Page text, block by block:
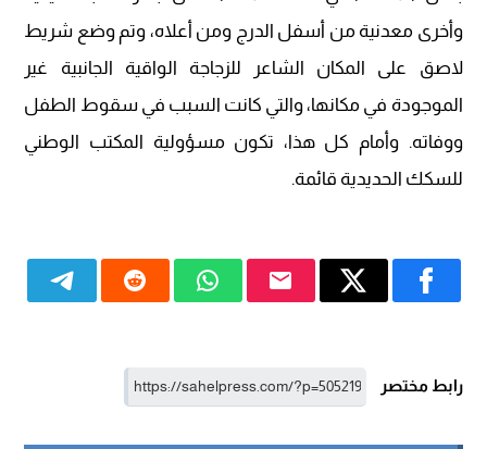
وأخرى معدنية من أسفل الدرج ومن أعلاه، وتم وضع شريط
لاصق على المكان الشاعر للزجاجة الواقية الجانبية غير
الموجودة في مكانها، والتي كانت السبب في سقوط الطفل
ووفاته. وأمام كل هذا، تكون مسؤولية المكتب الوطني
للسكك الحديدية قائمة.
رابط مختصر